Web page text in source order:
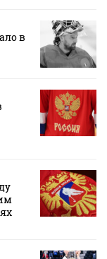
в